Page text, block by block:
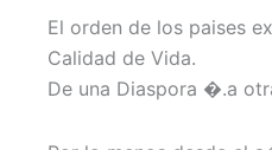
El orden de los paises
Calidad de Vida.
De una Diaspora �.a